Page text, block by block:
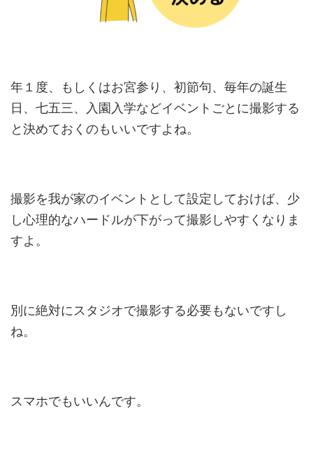
年１度、もしくはお宮参り、初節句、毎年の誕生
日、七五三、入園入学などイベントごとに撮影する
と決めておくのもいいですよね。
撮影を我が家のイベントとして設定しておけば、少
し心理的なハードルが下がって撮影しやすくなりま
すよ。
別に絶対にスタジオで撮影する必要もないですし
ね。
スマホでもいいんです。